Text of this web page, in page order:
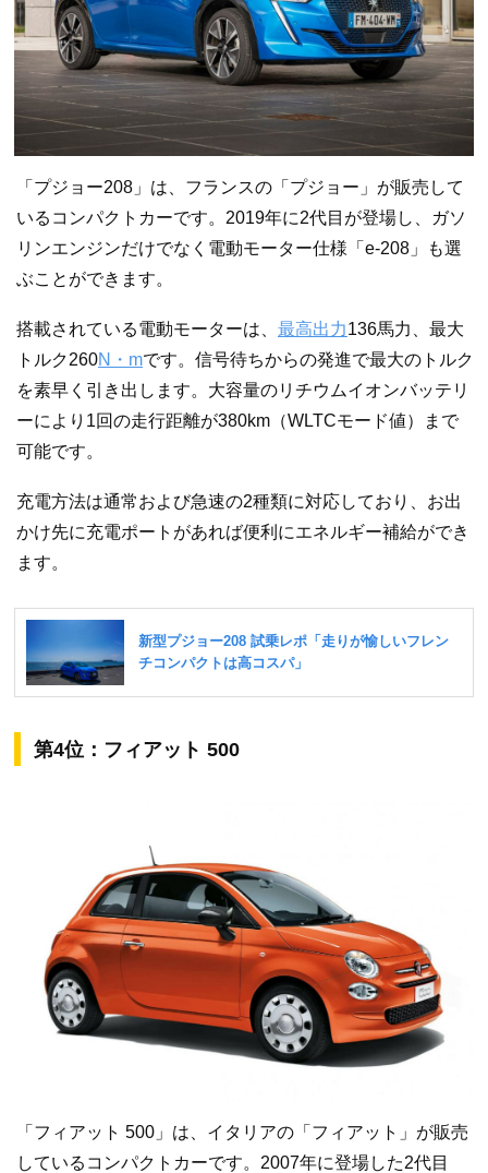
「プジョー208」は、フランスの「プジョー」が販売して
いるコンパクトカーです。2019年に2代目が登場し、ガソ
リンエンジンだけでなく電動モーター仕様「e-208」も選
ぶことができます。
搭載されている電動モーターは、 最高出力136馬力、最大
トルク260N・mです。信号待ちからの発進で最大のトルク
を素早く引き出します。大容量のリチウムイオンバッテリ
ーにより1回の走行距離が380km（WLTCモード値）まで
可能です。
充電方法は通常および急速の2種類に対応しており、お出
かけ先に充電ポートがあれば便利にエネルギー補給ができ
ます。
第4位：フィアット 500
「フィアット 500」は、イタリアの「フィアット」が販売
しているコンパクトカーです。2007年に登場した2代目